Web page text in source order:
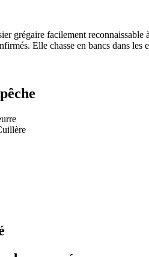
grégaire facilement
Elle chasse en bancs dans les